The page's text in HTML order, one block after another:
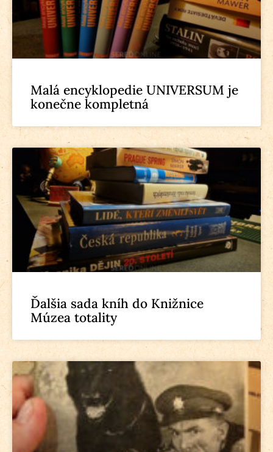
Malá encyklopedie UNIVERSUM je
konečne kompletná
Ďalšia sada kníh do Knižnice
Múzea totality